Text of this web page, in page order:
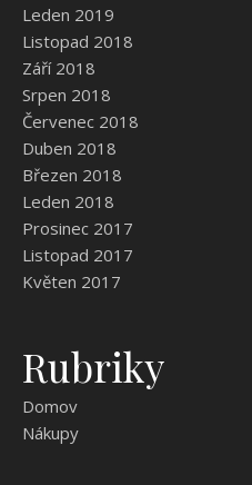
Leden 2019
Listopad 2018
Září 2018
Srpen 2018
Červenec 2018
Duben 2018
Březen 2018
Leden 2018
Prosinec 2017
Listopad 2017
Květen 2017
Rubriky
Domov
Nákupy